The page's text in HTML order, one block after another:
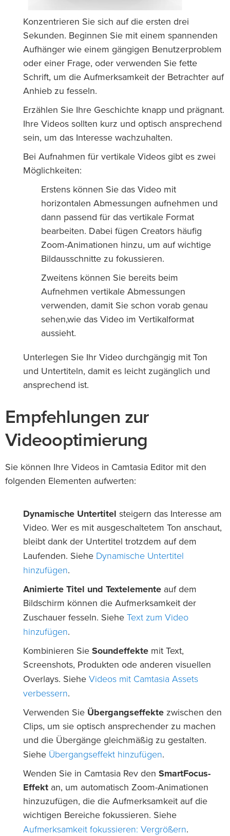
Konzentrieren Sie sich auf die ersten drei
Sekunden. Beginnen Sie mit einem spannenden
Aufhänger wie einem gängigen Benutzerproblem
oder einer Frage, oder verwenden Sie fette
Schrift, um die Aufmerksamkeit der Betrachter auf
Anhieb zu fesseln.
Erzählen Sie Ihre Geschichte knapp und prägnant.
Ihre Videos sollten kurz und optisch ansprechend
sein, um das Interesse wachzuhalten.
Bei Aufnahmen für vertikale Videos gibt es zwei
Möglichkeiten:
Erstens können Sie das Video mit
horizontalen Abmessungen aufnehmen und
dann passend für das vertikale Format
bearbeiten. Dabei fügen Creators häufig
Zoom-Animationen hinzu, um auf wichtige
Bildausschnitte zu fokussieren.
Zweitens können Sie bereits beim
Aufnehmen vertikale Abmessungen
verwenden, damit Sie schon vorab genau
sehen,wie das Video im Vertikalformat
aussieht.
Unterlegen Sie Ihr Video durchgängig mit Ton
und Untertiteln, damit es leicht zugänglich und
ansprechend ist.
Empfehlungen zur
Videooptimierung
Sie können Ihre Videos in Camtasia Editor mit den
folgenden Elementen aufwerten:
Dynamische Untertitel steigern das Interesse am
Video. Wer es mit ausgeschaltetem Ton anschaut,
bleibt dank der Untertitel trotzdem auf dem
Laufenden. Siehe Dynamische Untertitel
hinzufügen.
Animierte Titel und Textelemente auf dem
Bildschirm können die Aufmerksamkeit der
Zuschauer fesseln. Siehe Text zum Video
hinzufügen.
Kombinieren Sie Soundeffekte mit Text,
Screenshots, Produkten ode anderen visuellen
Overlays. Siehe Videos mit Camtasia Assets
verbessern.
Verwenden Sie Übergangseffekte zwischen den
Clips, um sie optisch ansprechender zu machen
und die Übergänge gleichmäßig zu gestalten.
Siehe Übergangseffekt hinzufügen.
Wenden Sie in Camtasia Rev den SmartFocus-
Effekt an, um automatisch Zoom-Animationen
hinzuzufügen, die die Aufmerksamkeit auf die
wichtigen Bereiche fokussieren. Siehe
Aufmerksamkeit fokussieren: Vergrößern.